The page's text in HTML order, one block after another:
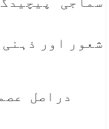
شعور اور
دراصل